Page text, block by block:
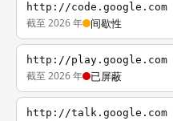
http://code.google.com
截至 2026 年 间歇性
http://play.google.com
截至 2026 年 已屏蔽
http://talk.google.com